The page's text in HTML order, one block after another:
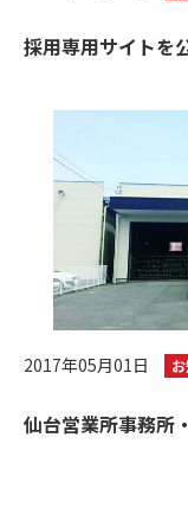
採用専用サイトを
2017年05月01日
仙台営業所事務所